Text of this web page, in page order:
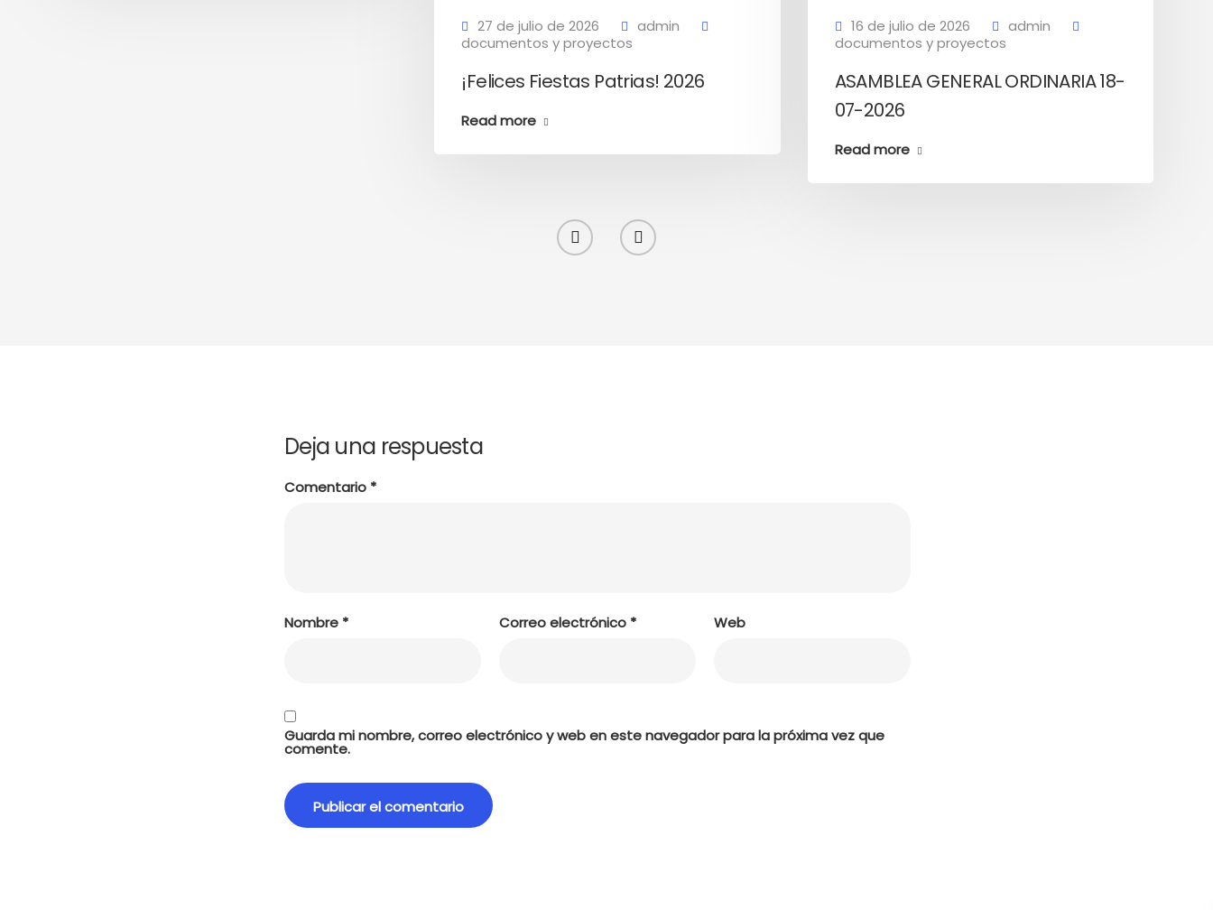
27 de julio de 2026
admin
documentos y proyectos
¡Felices Fiestas Patrias! 2026
Read more
16 de julio de 2026
admin
documentos y proyectos
ASAMBLEA GENERAL ORDINARIA 18-
07-2026
Read more
Deja una respuesta
Comentario *
Nombre * Correo electrónico * Web
Guarda mi nombre, correo electrónico y web en este navegador para la próxima vez que
comente.